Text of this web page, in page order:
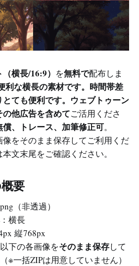
横長/16:9） を無料で配布しま
利な横長の素材です。時間帯差
ても便利です。ウェブトゥーン
他広告を含めてご活用くださ
、トレース、加筆修正可。
をそのまま保存してご利用くだ
文末尾をご確認ください。
要
png（非透過）
：横長
縦 768px
以下の各画像をそのまま保存して
※一括ZIPは用意していません）